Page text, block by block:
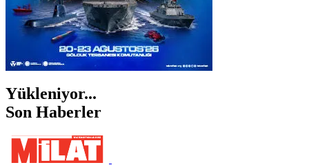
Yükleniyor...
Son Haberler